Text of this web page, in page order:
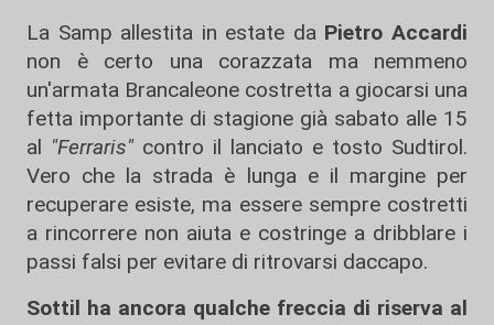
La Samp allestita in estate da Pietro Accardi
non è certo una corazzata ma nemmeno
un'armata Brancaleone costretta a giocarsi una
fetta importante di stagione già sabato alle 15
al "Ferraris" contro il lanciato e tosto Sudtirol.
Vero che la strada è lunga e il margine per
recuperare esiste, ma essere sempre costretti
a rincorrere non aiuta e costringe a dribblare i
passi falsi per evitare di ritrovarsi daccapo.
Sottil ha ancora qualche freccia di riserva al